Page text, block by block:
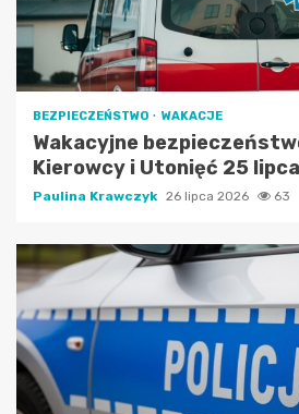
BEZPIECZEŃSTWO WAKACJE
Wakacyjne
Kierowcy i Utonięć 25 lipca
Paulina Krawczyk 26 lipca 2026 63